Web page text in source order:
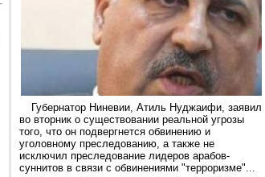
Губернатор Ниневии, Атиль Нуджаифи, заявил
во вторник о существовании реальной угрозы
того, что он подвергнется обвинению и
уголовному преследованию, а также не
исключил преследование лидеров арабов-
суннитов в связи с обвинениями "терроризме"...